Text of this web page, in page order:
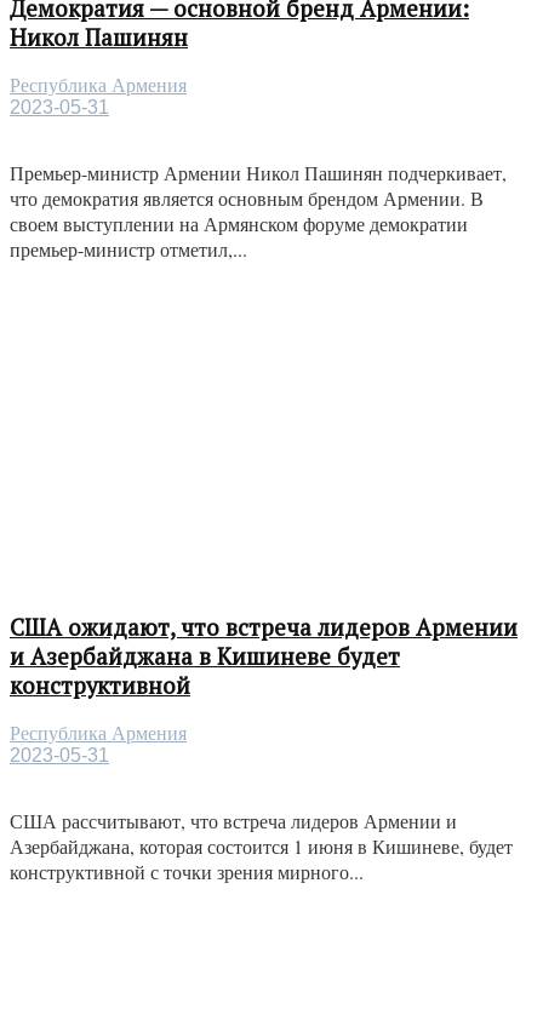
Демократия — основной бренд Армении:
Никол Пашинян
Республика Армения
2023-05-31
Премьер-министр Армении Никол Пашинян подчеркивает,
что демократия является основным брендом Армении. В
своем выступлении на Армянском форуме демократии
премьер-министр отметил,...
США ожидают, что встреча лидеров Армении
и Азербайджана в Кишиневе будет
конструктивной
Республика Армения
2023-05-31
США рассчитывают, что встреча лидеров Армении и
Азербайджана, которая состоится 1 июня в Кишиневе, будет
конструктивной с точки зрения мирного...